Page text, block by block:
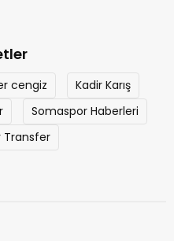
cengiz
Kadir Karış
Somaspor Haberleri
Transfer